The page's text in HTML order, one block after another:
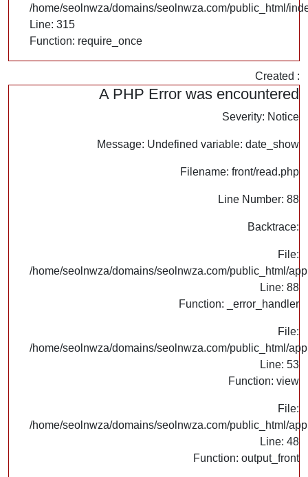
/home/seolnwza/domains/seolnwza.com/public_html/
Line: 315
Function: require_once
Created :
A PHP Error was encountered
Severity: Notice
Message: Undefined variable: date_show
Filename: front/read.php
Line Number: 88
Backtrace:
File:
/home/seolnwza/domains/seolnwza.com/public_html/
Line: 88
Function: _error_handler
File:
/home/seolnwza/domains/seolnwza.com/public_html/
Line: 53
Function: view
File:
/home/seolnwza/domains/seolnwza.com/public_html/
Line: 48
Function: output_front